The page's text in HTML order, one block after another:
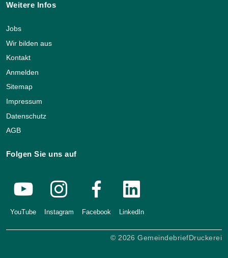
Weitere Infos
Jobs
Wir bilden aus
Kontakt
Anmelden
Sitemap
Impressum
Datenschutz
AGB
Folgen Sie uns auf
YouTube Instagram Facebook LinkedIn
© 2026 GemeindebriefDruckerei